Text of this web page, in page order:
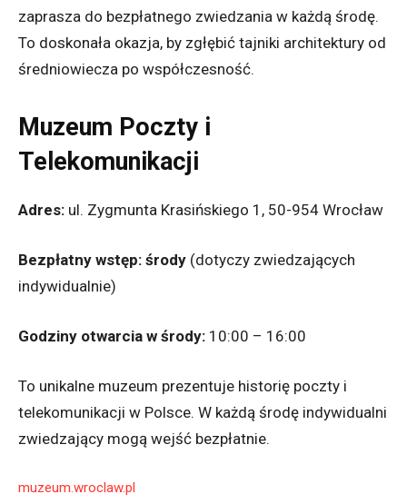
zaprasza do bezpłatnego zwiedzania w każdą środę.
To doskonała okazja, by zgłębić tajniki architektury od
średniowiecza po współczesność.
Muzeum Poczty i
Telekomunikacji
Adres: ul. Zygmunta Krasińskiego 1, 50-954 Wrocław
Bezpłatny wstęp: środy (dotyczy zwiedzających
indywidualnie)
Godziny otwarcia w środy: 10:00 – 16:00
To unikalne muzeum prezentuje historię poczty i
telekomunikacji w Polsce. W każdą środę indywidualni
zwiedzający mogą wejść bezpłatnie.
muzeum.wroclaw.pl